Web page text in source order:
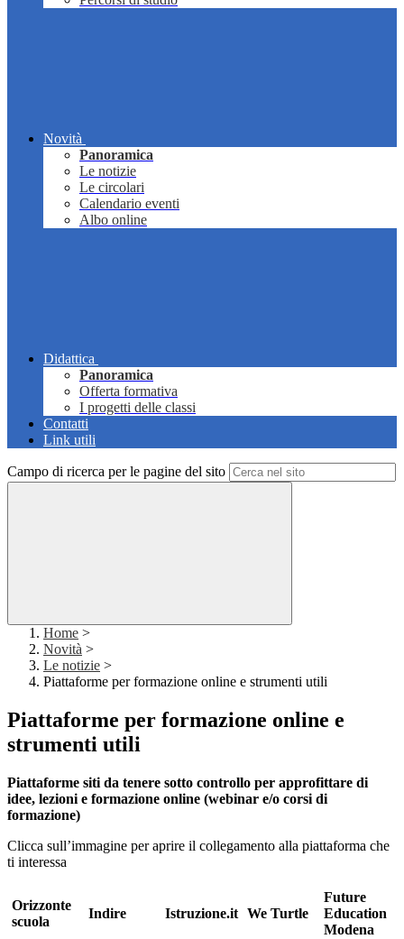
Novità
Panoramica
Le notizie
Le circolari
Calendario eventi
Albo online
Didattica
Panoramica
Offerta formativa
I progetti delle classi
Contatti
Link utili
Campo di ricerca per le pagine del sito
Home >
Novità >
Le notizie >
Piattaforme per formazione online e strumenti utili
Piattaforme per formazione online e
strumenti utili
Piattaforme siti da tenere sotto controllo per approfittare di
idee, lezioni e formazione online (webinar e/o corsi di
formazione)
Clicca sull’immagine per aprire il collegamento alla piattaforma che
ti interessa
Orizzonte
scuola
Indire Istruzione.it We Turtle
Future
Education
Modena